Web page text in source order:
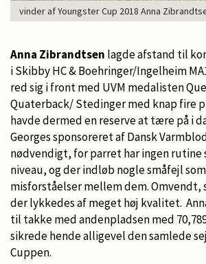
vinder af Youngster Cup 2018 Anna
Anna Zibrandtsen lagde afstand til
i Skibby HC & Boehringer/Ingelheim
red sig i front med UVM medalisten
Quaterback/ Stedinger med knap fire
havde dermed en reserve at tære på i
Georges sponsoreret af Dansk
nødvendigt, for parret har ingen rutine
niveau, og der indløb nogle småfejl
misforståelser mellem dem. Omvendt,
der lykkedes af meget høj kvalitet.
til takke med andenpladsen med
sikrede hende alligevel den samlede
Cuppen.